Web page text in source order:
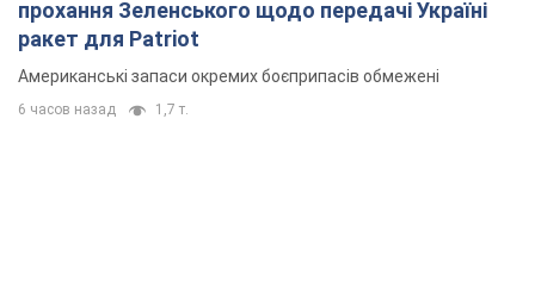
прохання Зеленського щодо передачі Україні
ракет для Patriot
Американські запаси окремих боєприпасів обмежені
6 часов назад 1,7 т.